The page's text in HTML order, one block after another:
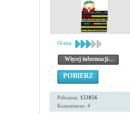
Ocena:
Więcej informacji…
POBIERZ
Pobrania: 153856
Komentarze: 4